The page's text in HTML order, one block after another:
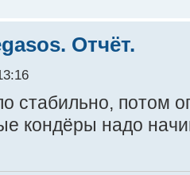
Отчёт.
стабильно, потом
кондёры надо